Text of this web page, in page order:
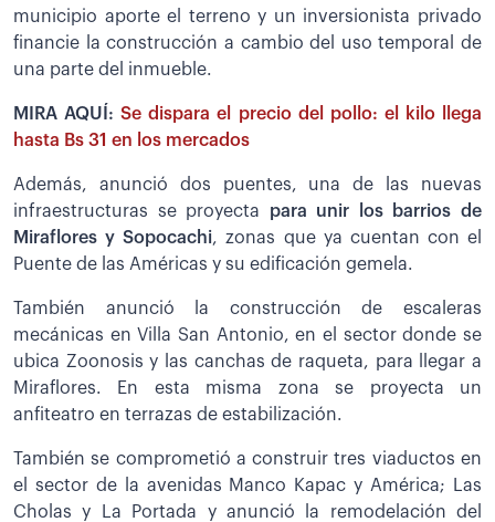
municipio aporte el terreno y un inversionista privado
financie la construcción a cambio del uso temporal de
una parte del inmueble.
MIRA AQUÍ:Se dispara el precio del pollo: el kilo llega
hasta Bs 31 en los mercados
Además, anunció dos puentes, una de las nuevas
infraestructuras se proyecta para unir los barrios de
Miraflores y Sopocachi, zonas que ya cuentan con el
Puente de las Américas y su edificación gemela.
También anunció la construcción de escaleras
mecánicas en Villa San Antonio, en el sector donde se
ubica Zoonosis y las canchas de raqueta, para llegar a
Miraflores. En esta misma zona se proyecta un
anfiteatro en terrazas de estabilización.
También se comprometió a construir tres viaductos en
el sector de la avenidas Manco Kapac y América; Las
Cholas y La Portada y anunció la remodelación del